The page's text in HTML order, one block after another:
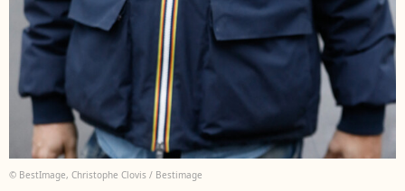
© BestImage, Christophe Clovis / Bestimage